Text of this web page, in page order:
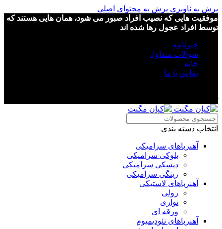
پرش به ناوبری پرش به محتوای اصلی
موفقیت هایی که نصیب افراد صبور می شود، همان هایی هستند که
توسط افراد عجول رها شده اند
خبرنامه
سوالات متداول
خانه
تماس با ما
انتخاب دسته بندی
آهنرباهای سرامیکی
بلوکی سرامیکی
دیسکی سرامیکی
رینگی سرامیکی
آهنرباهای لاستیکی
رولی
نواری
ورقه ای
آهنرباهای نئودیمیوم